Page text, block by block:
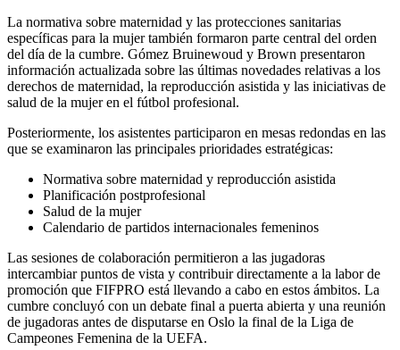
La normativa sobre maternidad y las protecciones sanitarias
específicas para la mujer también formaron parte central del orden
del día de la cumbre. Gómez Bruinewoud y Brown presentaron
información actualizada sobre las últimas novedades relativas a los
derechos de maternidad, la reproducción asistida y las iniciativas de
salud de la mujer en el fútbol profesional.
Posteriormente, los asistentes participaron en mesas redondas en las
que se examinaron las principales prioridades estratégicas:
Normativa sobre maternidad y reproducción asistida
Planificación postprofesional
Salud de la mujer
Calendario de partidos internacionales femeninos
Las sesiones de colaboración permitieron a las jugadoras
intercambiar puntos de vista y contribuir directamente a la labor de
promoción que FIFPRO está llevando a cabo en estos ámbitos. La
cumbre concluyó con un debate final a puerta abierta y una reunión
de jugadoras antes de disputarse en Oslo la final de la Liga de
Campeones Femenina de la UEFA.